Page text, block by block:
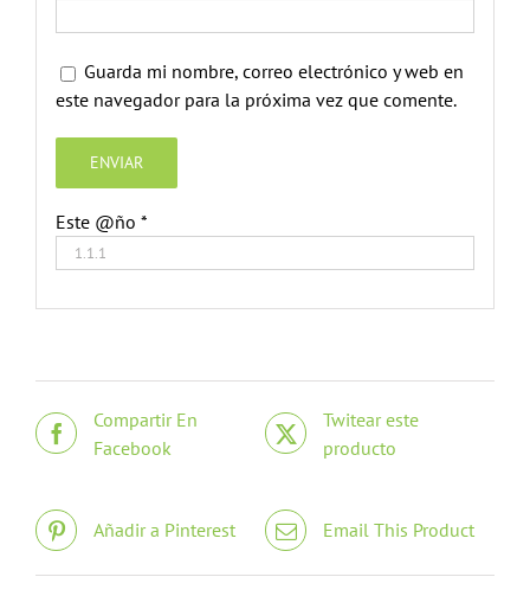
Guarda mi nombre, correo electrónico y web en
este navegador para la próxima vez que comente.
Este @ño *
Compartir En
Facebook
Twitear este
producto
Añadir a Pinterest Email This Product